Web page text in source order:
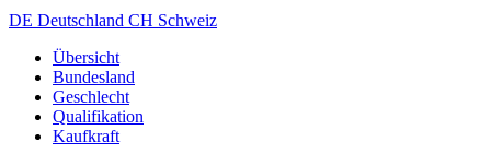
DE Deutschland CH Schweiz
Übersicht
Bundesland
Geschlecht
Qualifikation
Kaufkraft